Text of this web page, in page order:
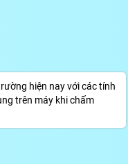
hiện nay với các tính
trên máy khi chấm